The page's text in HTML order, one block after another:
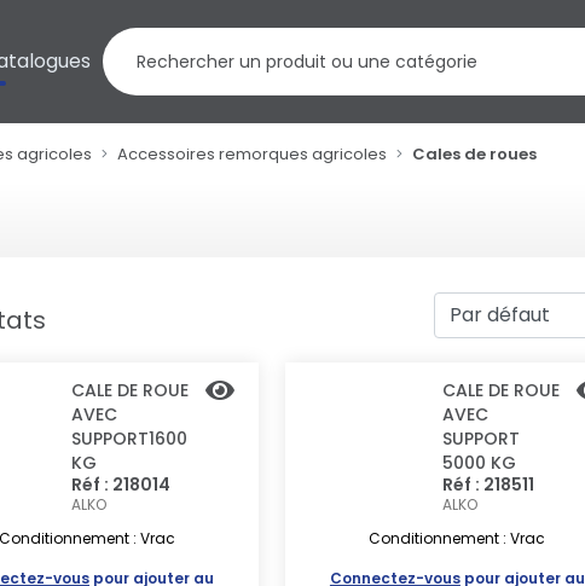
agricoles Accessoires remorques agricoles Cales de roues
CALE DE ROUE
AVEC
SUPPORT1600
KG
Réf : 218014
ALKO
Conditionnement : Vrac
vous pour ajouter au
CALE DE ROUE
AVEC
SUPPORT
5000 KG
Réf : 218511
ALKO
Conditionnement : Vrac
Connectez-vouspour ajouter au